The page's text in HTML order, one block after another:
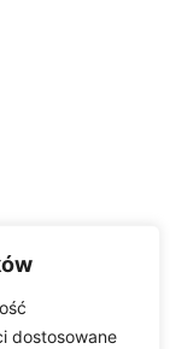
dostosowane